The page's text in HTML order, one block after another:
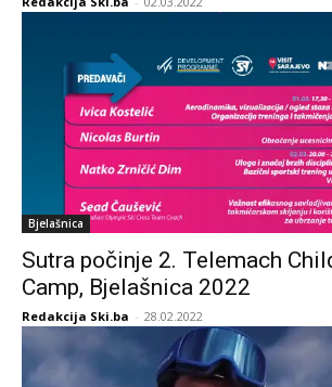
Bjelašnica
Sutra počinje 2. Telemach
Camp, Bjelašnica 2022
Redakcija Ski.ba - 28.02.2022